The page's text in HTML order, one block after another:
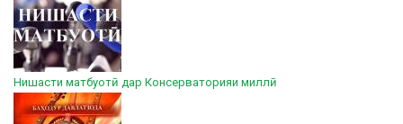
Нишасти матбуотӣ дар Консерваторияи миллӣ